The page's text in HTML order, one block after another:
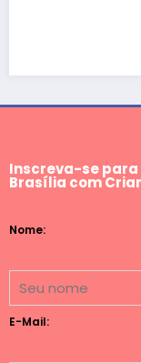
Inscreva-se
Brasília com
Nome:
E-Mail: